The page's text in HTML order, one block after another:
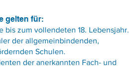
gelten für:
bis zum vollendeten 18. Lebensjahr.
der allgemeinbindenden,
Schulen.
der anerkannten Fach- und